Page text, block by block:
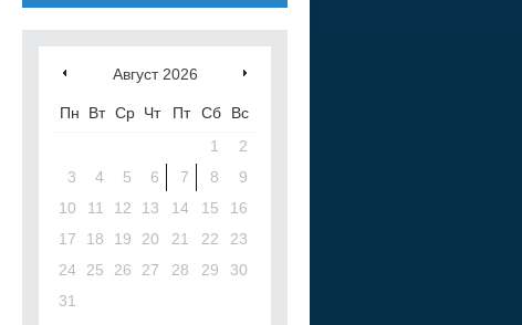
Август 2026
Пн Вт Ср Чт Пт Сб
Вс
1
2
3
4 5 6 7 8
9
10
11 12 13 14 15
16
17
18 19 20 21 22
23
24
25 26 27 28 29
30
31